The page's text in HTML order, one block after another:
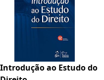
Introdução ao Estudo do